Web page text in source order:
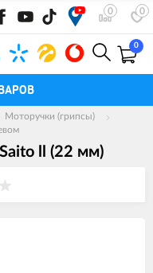
0 0
0
Моторучки (грипсы)
ll (22 мм)